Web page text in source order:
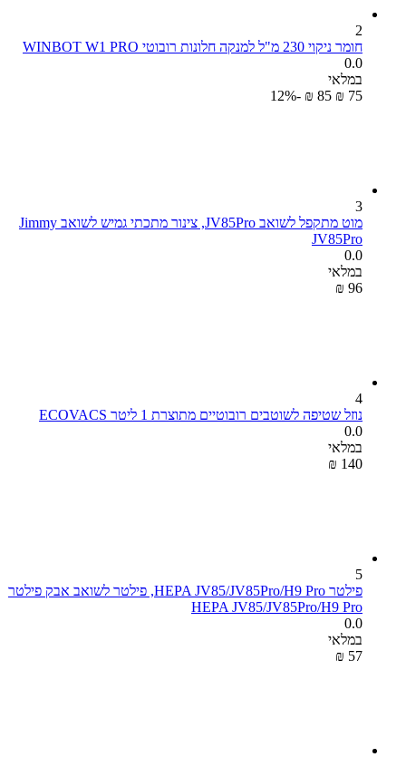
2
חומר ניקוי 230 מ"ל למנקה חלונות רובוטי WINBOT W1 PRO
0.0
במלאי
₪ ‍75‍
₪ ‍85‍
-12%
3
מוט מתקפל לשואב JV85Pro, צינור מתכתי גמיש לשואב Jimmy
JV85Pro
0.0
במלאי
₪ ‍96‍
4
נוזל שטיפה לשוטבים רובוטיים מתוצרת 1 ליטר ECOVACS
0.0
במלאי
₪ ‍140‍
5
פילטר HEPA JV85/JV85Pro/H9 Pro, פילטר לשואב אבק פילטר
HEPA JV85/JV85Pro/H9 Pro
0.0
במלאי
₪ ‍57‍